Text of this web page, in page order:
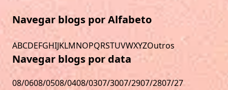
Navegar blogs por Alfabeto
ABCDEFGHIJKLMNOPQRSTUVWXYZOutros
Navegar blogs por data
08/0608/0508/0408/0307/3007/2907/2807/27